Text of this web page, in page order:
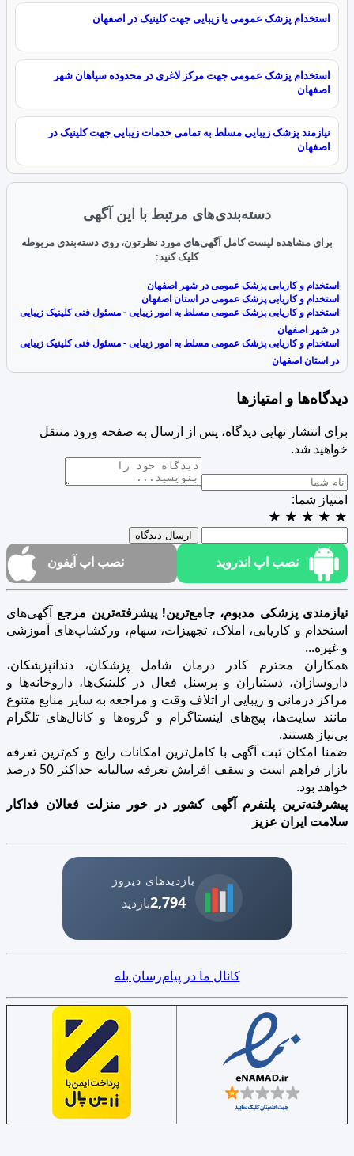
استخدام پزشک عمومی یا زیبایی جهت کلینیک در اصفهان
استخدام پزشک عمومی جهت مرکز لاغری در محدوده سپاهان شهر
اصفهان
نیازمند پزشک زیبایی مسلط به تمامی خدمات زیبایی جهت کلینیک در
اصفهان
دسته‌بندی‌های مرتبط با این آگهی
برای مشاهده لیست کامل آگهی‌های مورد نظرتون، روی دسته‌بندی مربوطه
کلیک کنید:
استخدام و کاریابی پزشک عمومی در شهر اصفهان
استخدام و کاریابی پزشک عمومی در استان اصفهان
استخدام و کاریابی پزشک عمومی مسلط به امور زیبایی - مسئول فنی کلینیک زیبایی
در شهر اصفهان
استخدام و کاریابی پزشک عمومی مسلط به امور زیبایی - مسئول فنی کلینیک زیبایی
در استان اصفهان
دیدگاه‌ها و امتیازها
برای انتشار نهایی دیدگاه، پس از ارسال به صفحه ورود منتقل
خواهید شد.
امتیاز شما:
★
★
★
★
★
ارسال دیدگاه
نصب اپ اندروید نصب اپ آیفون
نیازمندی پزشکی مدبوم، جامع‌ترین! پیشرفته‌ترین مرجع آگهی‌های
استخدام و کاریابی، املاک، تجهیزات، سهام، ورکشاپ‌های آموزشی
و غیره...
همکاران محترم کادر درمان شامل پزشکان، دندانپزشکان،
داروسازان، دستیاران و پرسنل فعال در کلینیک‌ها، داروخانه‌ها و
مراکز درمانی و زیبایی از اتلاف وقت و مراجعه به سایر منابع متنوع
مانند سایت‌ها، پیج‌های اینستاگرام و گروه‌ها و کانال‌های تلگرام
بی‌نیاز هستند.
ضمنا امکان ثبت آگهی با کامل‌ترین امکانات رایج و کم‌ترین تعرفه
بازار فراهم است و سقف افزایش تعرفه سالیانه حداکثر 50 درصد
خواهد بود.
پیشرفته‌ترین پلتفرم آگهی کشور در خور منزلت فعالان فداکار
سلامت ایران عزیز
بازدیدهای دیروز
2,794بازدید
کانال ما در پیام‌رسان بله